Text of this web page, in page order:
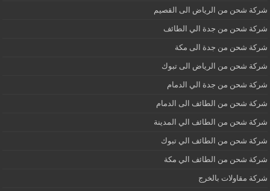
شركة شحن من الرياض الى القصيم
شركة شحن من جدة الي الطائف
شركة شحن من جدة الى مكة
شركة شحن من الرياض الى تبوك
شركة شحن من جدة الي الدمام
شركة شحن من الطائف الى الدمام
شركة شحن من الطائف الي المدينة
شركة شحن من الطائف الي تبوك
شركة شحن من الطائف الي مكة
شركة مقاولات بالخرج